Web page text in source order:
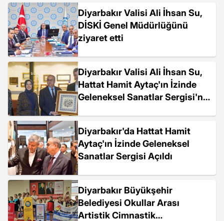
Diyarbakır Valisi Ali İhsan Su,
DİSKİ Genel Müdürlüğünü
ziyaret etti
Diyarbakır Valisi Ali İhsan Su,
Hattat Hamit Aytaç'ın İzinde
Geleneksel Sanatlar Sergisi'ni
Diyarbakır'da Hattat Hamit
Aytaç'ın İzinde Geleneksel
Sanatlar Sergisi Açıldı
Diyarbakır Büyükşehir
Belediyesi Okullar Arası
Artistik Cimnastik